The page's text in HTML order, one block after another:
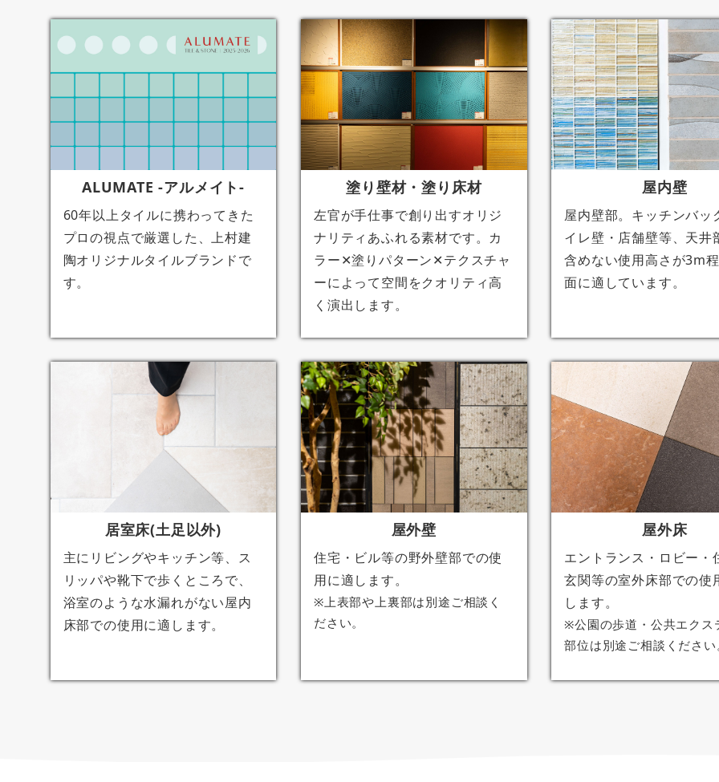
ALUMATE -アルメイト-
60年以上タイルに携わってきた
プロの視点で厳選した、上村建
陶オリジナルタイルブランドで
す。
塗り壁材・塗り床材
左官が手仕事で創り出すオリジ
ナリティあふれる素材です。カ
ラー✕塗りパターン✕テクスチャ
ーによって空間をクオリティ高
く演出します。
屋内壁
屋内壁部。キッチンバッ
イレ壁・店舗壁等、天井
含めない使用高さが3m
面に適しています。
居室床(土足以外)
主にリビングやキッチン等、ス
リッパや靴下で歩くところで、
浴室のような水漏れがない屋内
床部での使用に適します。
屋外壁
住宅・ビル等の野外壁部での使
用に適します。
※上表部や上裏部は別途ご相談く
ださい。
屋外床
エントランス・ロビー・
玄関等の室外床部での使
します。
※公園の歩道・公共エクス
部位は別途ご相談くださ